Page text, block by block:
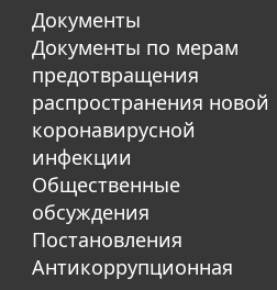
Документы
Документы по мерам
предотвращения
распространения новой
коронавирусной
инфекции
Общественные
обсуждения
Постановления
Антикоррупционная